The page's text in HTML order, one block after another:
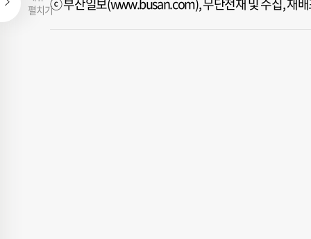
펼치기ⓒ 부산일보(www.busan.com), 무단전재 및 수집, 재